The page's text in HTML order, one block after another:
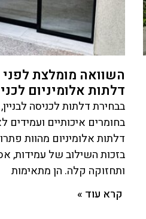
השוואה מומלצת
דלתות אלומיניום
בבחירת דלתות לכניסה
בחומרים איכותיים ועמידים
דלתות אלומיניום מהוות
בזכות השילוב של עמידות,
ותחזוקה קלה. הן מתאימות
קרא עוד »